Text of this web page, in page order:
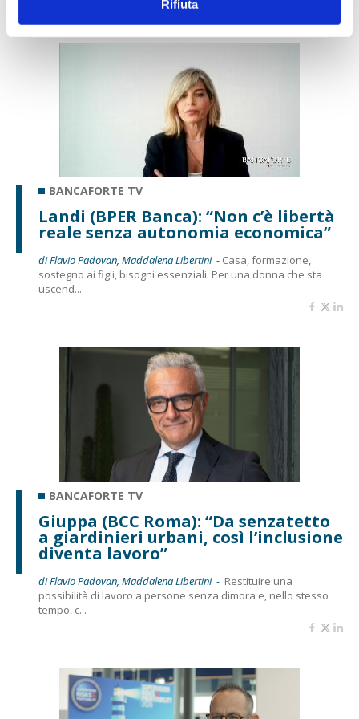
Rifiuta
BANCAFORTE TV
Landi (BPER Banca): “Non c’è libertà
reale senza autonomia economica”
di Flavio Padovan, Maddalena Libertini - Casa, formazione,
sostegno ai figli, bisogni essenziali. Per una donna che sta
uscend...
BANCAFORTE TV
Giuppa (BCC Roma): “Da senzatetto
a giardinieri urbani, così l’inclusione
diventa lavoro”
di Flavio Padovan, Maddalena Libertini - Restituire una
possibilità di lavoro a persone senza dimora e, nello stesso
tempo, c...